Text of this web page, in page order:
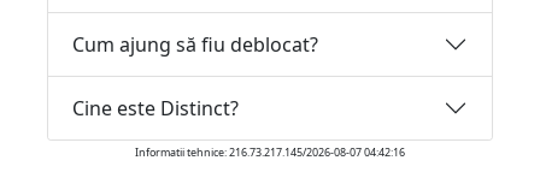
Cum ajung să fiu deblocat?
Cine este Distinct?
Informatii tehnice: 216.73.217.145/2026-08-07 04:42:16